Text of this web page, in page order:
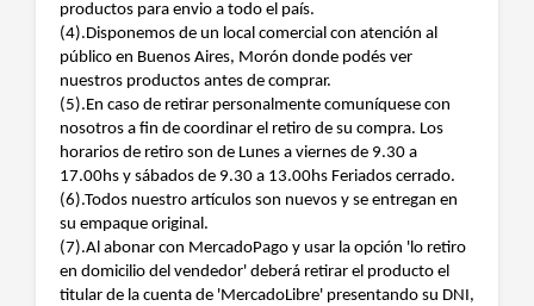
productos para envio a todo el país.
(4).Disponemos de un local comercial con atención al
público en Buenos Aires, Morón donde podés ver
nuestros productos antes de comprar.
(5).En caso de retirar personalmente comuníquese con
nosotros a fin de coordinar el retiro de su compra. Los
horarios de retiro son de Lunes a viernes de 9.30 a
17.00hs y sábados de 9.30 a 13.00hs Feriados cerrado.
(6).Todos nuestro artículos son nuevos y se entregan en
su empaque original.
(7).Al abonar con MercadoPago y usar la opción 'lo retiro
en domicilio del vendedor' deberá retirar el producto el
titular de la cuenta de 'MercadoLibre' presentando su DNI,